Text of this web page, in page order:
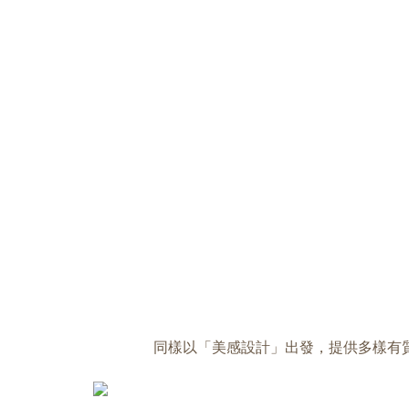
同樣以「美感設計」出發，提供多樣